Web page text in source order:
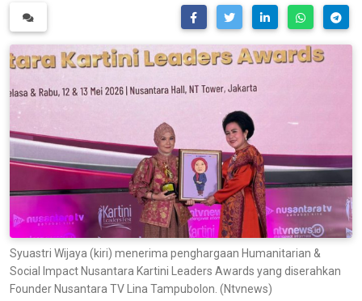
Syuastri Wijaya (kiri) menerima penghargaan Humanitarian &
Social Impact Nusantara Kartini Leaders Awards yang diserahkan
Founder Nusantara TV Lina Tampubolon. (Ntvnews)